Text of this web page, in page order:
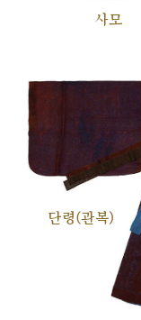
사모
단령(관복)